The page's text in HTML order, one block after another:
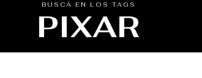
BUSCA EN LOS TAGS
PIXAR